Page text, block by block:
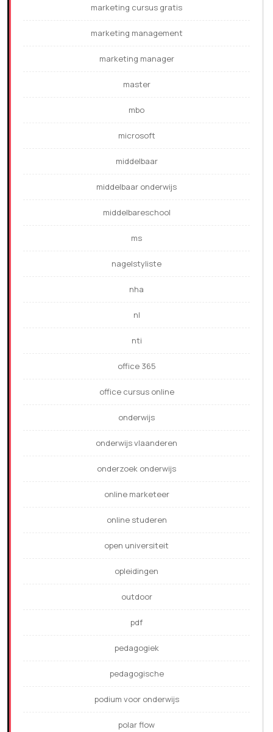
marketing cursus gratis
marketing management
marketing manager
master
mbo
microsoft
middelbaar
middelbaar onderwijs
middelbareschool
ms
nagelstyliste
nha
nl
nti
office 365
office cursus online
onderwijs
onderwijs vlaanderen
onderzoek onderwijs
online marketeer
online studeren
open universiteit
opleidingen
outdoor
pdf
pedagogiek
pedagogische
podium voor onderwijs
polar flow